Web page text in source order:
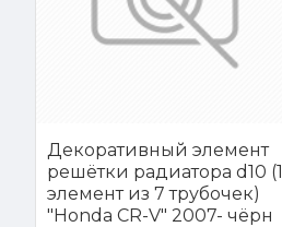
Декоративный элемент
решётки радиатора d10 (1
элемент из 7 трубочек)
"Honda CR-V" 2007- чёрн